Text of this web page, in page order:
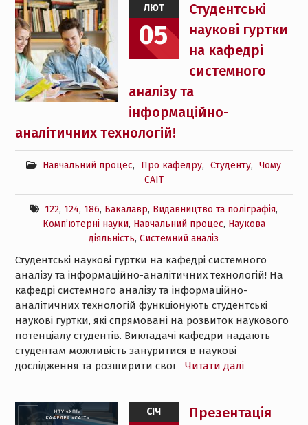
ЛЮТ
05
Студентські
наукові гуртки
на кафедрі
системного
аналізу та
інформаційно-
аналітичних технологій!
Навчальний процес, Про кафедру, Студенту,
Чому
САІТ
122, 124, 186, Бакалавр, Видавництво та поліграфія,
Комп’ютерні науки, Навчальний процес, Наукова
діяльність,Системний аналіз
Студентські наукові гуртки на кафедрі системного
аналізу та інформаційно-аналітичних технологій! На
кафедрі системного аналізу та інформаційно-
аналітичних технологій функціонують студентські
наукові гуртки, які спрямовані на розвиток наукового
потенціалу студентів. Викладачі кафедри надають
студентам можливість зануритися в наукові
дослідження та розширити свої
Читати далі
СІЧ
Презентація